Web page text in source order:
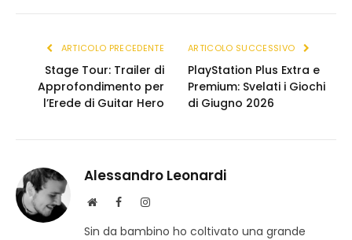
ARTICOLO PRECEDENTE
Stage Tour: Trailer di
Approfondimento per
l’Erede di Guitar Hero
ARTICOLO SUCCESSIVO
PlayStation Plus Extra e
Premium: Svelati i Giochi
di Giugno 2026
Alessandro Leonardi
S
t
F
c
I
s
Sin da bambino ho coltivato una grande